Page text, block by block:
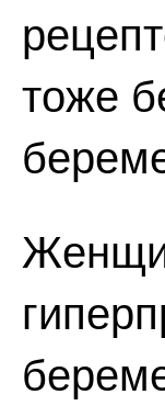
тоже